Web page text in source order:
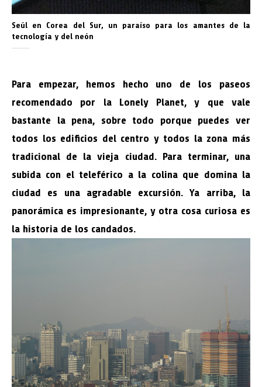
Seúl en Corea del Sur, un paraíso para los amantes de la
tecnología y del neón
Para empezar, hemos hecho uno de los paseos
recomendado por la Lonely Planet, y que vale
bastante la pena, sobre todo porque puedes ver
todos los edificios del centro y todos la zona más
tradicional de la vieja ciudad. Para terminar, una
subida con el teleférico a la colina que domina la
ciudad es una agradable excursión. Ya arriba, la
panorámica es impresionante, y otra cosa curiosa es
la historia de los candados.